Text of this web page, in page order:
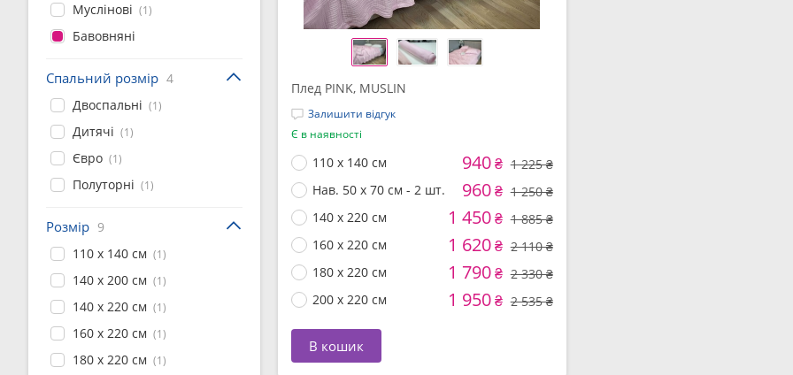
Плед PINK, MUSLIN
Залишити відгук
Є в наявності
110 x 140 см 940₴ 1 225 ₴
Нав. 50 x 70 см - 2 шт.
960₴ 1 250 ₴
140 x 220 см
1 450₴ 1 885 ₴
160 x 220 см
1 620₴ 2 110 ₴
180 x 220 см
1 790₴ 2 330 ₴
200 x 220 см
1 950₴ 2 535 ₴
В кошик
Муслінові (1)
Бавовняні
Спальний розмір 4
Двоспальні (1)
Дитячі (1)
Євро (1)
Полуторні (1)
Розмір 9
110 x 140 см (1)
140 x 200 см (1)
140 x 220 см (1)
160 x 220 см (1)
180 x 220 см (1)